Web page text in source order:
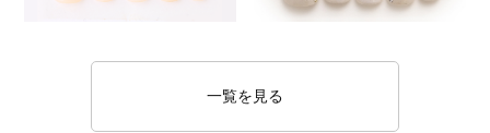
一覧を見る